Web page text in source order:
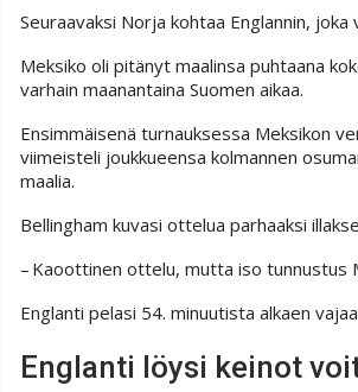
Seuraavaksi Norja kohtaa Englannin,
Meksiko oli pitänyt maalinsa puhtaana
varhain maanantaina Suomen aikaa.
Ensimmäisenä turnauksessa Meksikon
viimeisteli joukkueensa kolmannen
maalia.
Bellingham kuvasi ottelua parhaaksi
– Kaoottinen ottelu, mutta iso tunnustus
Englanti pelasi 54. minuutista alkaen
Englanti löysi keinot